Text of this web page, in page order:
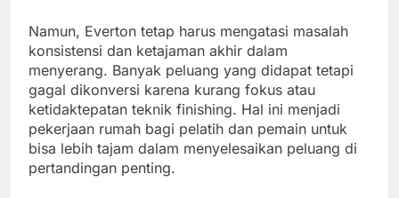
Namun, Everton tetap harus mengatasi masalah
konsistensi dan ketajaman akhir dalam
menyerang. Banyak peluang yang didapat tetapi
gagal dikonversi karena kurang fokus atau
ketidaktepatan teknik finishing. Hal ini menjadi
pekerjaan rumah bagi pelatih dan pemain untuk
bisa lebih tajam dalam menyelesaikan peluang di
pertandingan penting.